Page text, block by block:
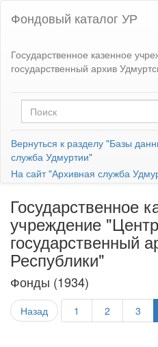
Фондовый каталог УР
Государственное казенное
государственный архив
Вернуться к разделу "Базы
служба Удмуртии"
На сайт "Архивная служба
Государственное
учреждение
государственный
Республики"
Фонды (1934)
Назад 1 2 3